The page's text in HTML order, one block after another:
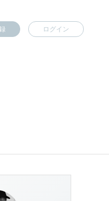
ログイン